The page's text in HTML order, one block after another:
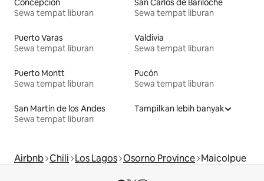
Concepción
Sewa tempat liburan
San Carlos de Bariloche
Sewa tempat liburan
Puerto Varas
Sewa tempat liburan
Valdivia
Sewa tempat liburan
Puerto Montt
Sewa tempat liburan
Pucón
Sewa tempat liburan
San Martín de los Andes
Sewa tempat liburan
Tampilkan lebih banyak
Airbnb Chili Los Lagos Osorno Province Maicolpue